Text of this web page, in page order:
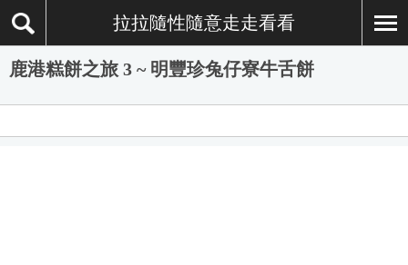
拉拉隨性隨意走走看看
鹿港糕餅之旅 3 ~ 明豐珍兔仔寮牛舌餅